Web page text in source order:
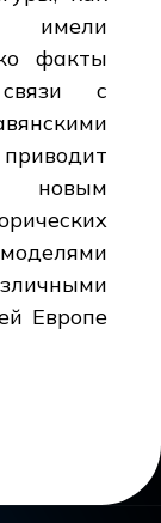
факты
с
Европе